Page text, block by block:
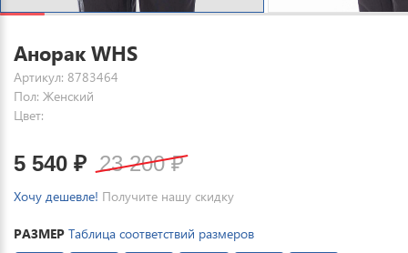
Анорак WHS
Артикул: 8783464
Пол: Женский
Цвет:
5 540 ₽ 23 200₽
Хочу дешевле! Получите нашу скидку
РАЗМЕР Таблица соответствий размеров